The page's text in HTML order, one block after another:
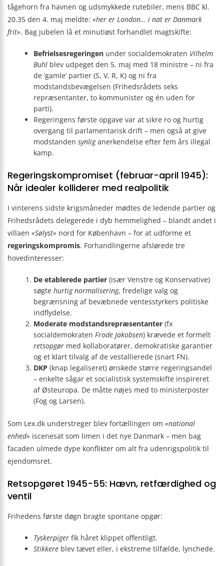
tågehorn fra havnen og udsmykkede rutebiler, mens BBC kl.
20.35 den 4. maj meldte: «her er London… i nat er Danmark
frit». Bag jubelen lå et minutiøst forhandlet magtskifte:
Befrielsesregeringen under socialdemokraten Vilhelm
Buhl blev udpeget den 5. maj med 18 ministre – ni fra
de ‘gamle’ partier (S, V, R, K) og ni fra
modstandsbevægelsen (Frihedsrådets seks
repræsentanter, to kommunister og én uden for
parti).
Regeringens første opgave var at sikre ro og hurtig
overgang til parlamentarisk drift – men også at give
modstandensynliganerkendelse efter fem års illegal
kamp.
Regeringskompromiset (februar-april 1945):
Når idealer kolliderer med realpolitik
I vinterens sidste krigsmåneder mødtes de ledende partier og
Frihedsrådets delegerede i dyb hemmelighed – blandt andet i
villaen «Sølyst» nord for København – for at udforme et
regeringskompromis. Forhandlingerne afslørede tre
hovedinteresser:
De etablerede partier (især Venstre og Konservative)
søgtehurtig normalisering, fredelige valg og
begrænsning af bevæbnede ventesstyrkers politiske
indflydelse.
Moderate modstandsrepræsentanter (fx
socialdemokratenFrode Jakobsen) krævede et formelt
retsopgør med kollaboratører, demokratiske garantier
og et klart tilvalg af de vestallierede (snart FN).
DKP (knap legaliseret) ønskede større regeringsandel
– enkelte sågar et socialistisk systemskifte inspireret
af Østeuropa. De måtte nøjes med to ministerposter
(Fog og Larsen).
Som Lex.dk understreger blev fortællingen om «national
enhed» iscenesat som limen i det nye Danmark – men bag
facaden ulmede dype konflikter om alt fra udenrigspolitik til
ejendomsret.
Retsopgøret 1945-55: Hævn, retfærdighed og
ventil
Frihedens første døgn bragte spontane opgør:
Tyskerpiger fik håret klippet offentligt.
Stikkere blev tævet eller, i ekstreme tilfælde, lynchede.